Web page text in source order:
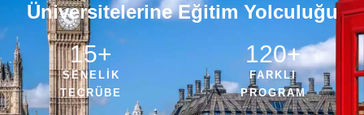
Üniversitelerine Eğitim Yolculuğu
SENELİK
TECRÜBE
15+
FARKLI
PROGRAM
120+